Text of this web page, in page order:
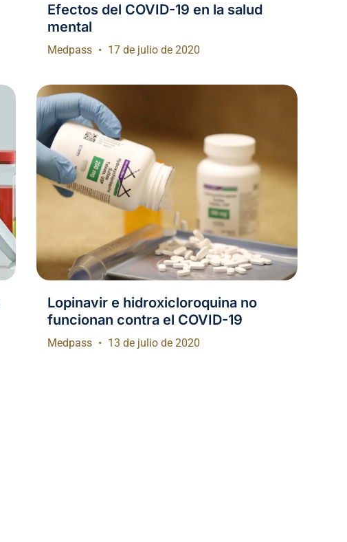
Efectos del COVID-19 en la salud
mental
Medpass 17 de julio de 2020
Lopinavir e hidroxicloroquina no
funcionan contra el COVID-19
Medpass 13 de julio de 2020